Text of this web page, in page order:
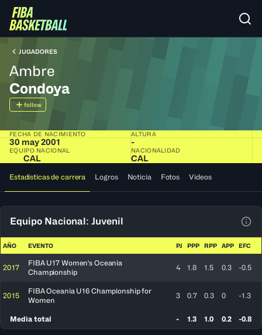
JUGADORES
Ambre
Condoya
follow
FECHA DE NACIMIENTO
30 may 2001
ALTURA
-
EQUIPO NACIONAL
CAL
NACIONALIDAD
CAL
Estadísticas de carrera Logros Noticia Fotos Videos
Equipo Nacional: Juvenil
AÑO EVENTO PJ PPP RPP APP EFC
2017
FIBA U17 Women's Oceania
Championship
4 1.8 1.5 0.3 -0.5
2015
FIBA Oceania U16 Championship for
Women
3 0.7 0.3 0 -1.3
Media total - 1.3 1.0 0.2 -0.8